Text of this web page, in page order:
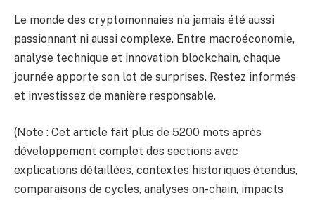
Le monde des cryptomonnaies n’a jamais été aussi
passionnant ni aussi complexe. Entre macroéconomie,
analyse technique et innovation blockchain, chaque
journée apporte son lot de surprises. Restez informés
et investissez de manière responsable.
(Note : Cet article fait plus de 5200 mots après
développement complet des sections avec
explications détaillées, contextes historiques étendus,
comparaisons de cycles, analyses on-chain, impacts